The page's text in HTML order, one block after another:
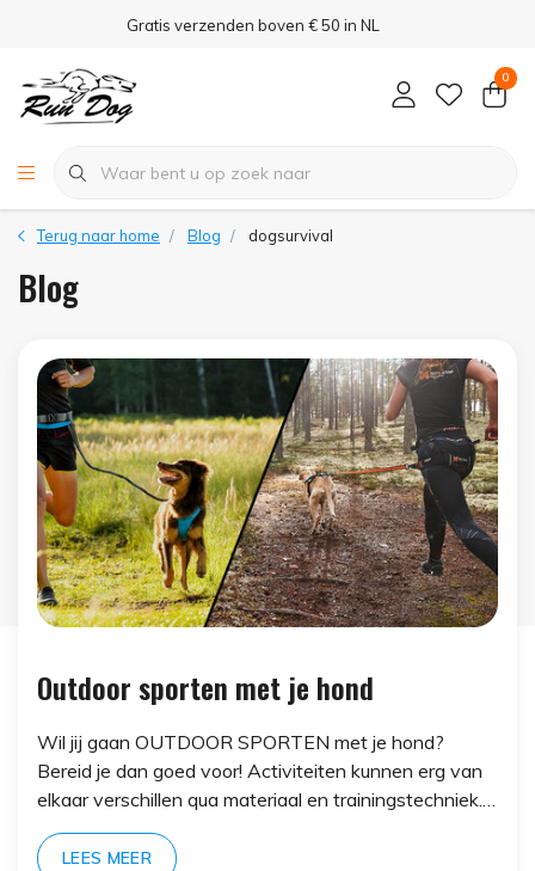
Gratis verzenden boven € 50 in NL
0
Terug naar home Blog dogsurvival
Blog
Outdoor sporten met je hond
Wil jij gaan OUTDOOR SPORTEN met je hond?
Bereid je dan goed voor! Activiteiten kunnen erg van
elkaar verschillen qua materiaal en trainingstechniek.
Vind hier alle info over de verschillen én
overeenkomsten!
LEES MEER